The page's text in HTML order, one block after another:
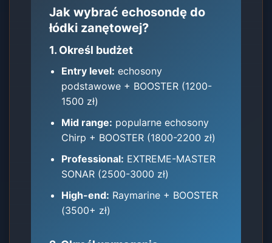
Jak wybrać echosondę do
łódki zanętowej?
1. Określ budżet
Entry level: echosony
podstawowe + BOOSTER (1200-
1500 zł)
Mid range: popularne echosony
Chirp + BOOSTER (1800-2200 zł)
Professional: EXTREME-MASTER
SONAR (2500-3000 zł)
High-end: Raymarine + BOOSTER
(3500+ zł)